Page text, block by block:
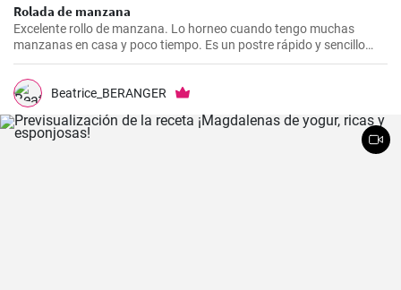
Rolada de manzana
Excelente rollo de manzana. Lo horneo cuando tengo muchas
manzanas en casa y poco tiempo. Es un postre rápido y sencillo
que siempre agrada.
Beatrice_BERANGER